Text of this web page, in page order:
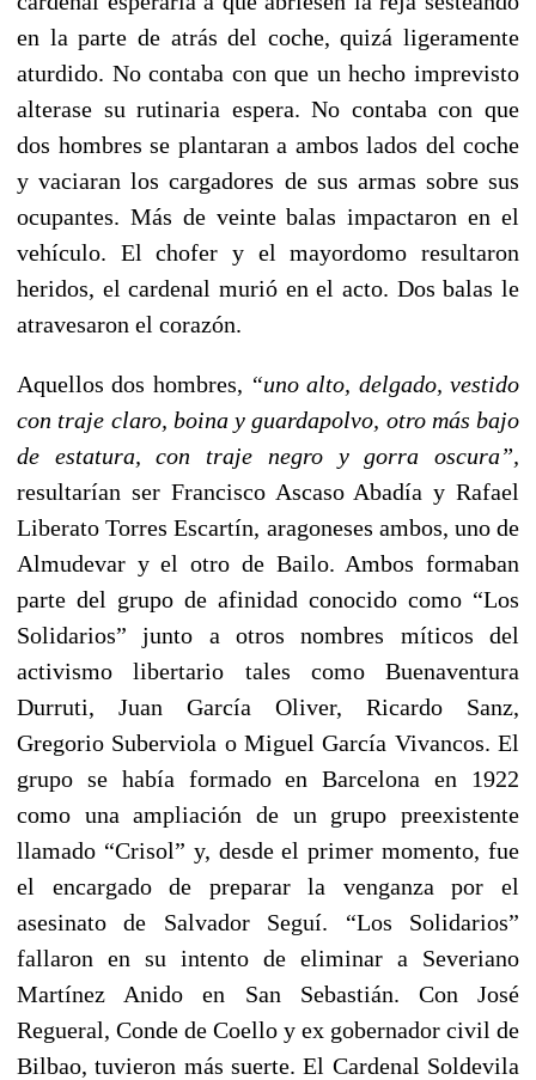
en la parte de atrás del coche, quizá ligeramente
aturdido. No contaba con que un hecho imprevisto
alterase su rutinaria espera. No contaba con que
dos hombres se plantaran a ambos lados del coche
y vaciaran los cargadores de sus armas sobre sus
ocupantes. Más de veinte balas impactaron en el
vehículo. El chofer y el mayordomo resultaron
heridos, el cardenal murió en el acto. Dos balas le
atravesaron el corazón.
Aquellos dos hombres, “uno alto, delgado, vestido
con traje claro, boina y guardapolvo, otro más bajo
de estatura, con traje negro y gorra oscura”,
resultarían ser Francisco Ascaso Abadía y Rafael
Liberato Torres Escartín, aragoneses ambos, uno de
Almudevar y el otro de Bailo. Ambos formaban
parte del grupo de afinidad conocido como “Los
Solidarios” junto a otros nombres míticos del
activismo libertario tales como Buenaventura
Durruti, Juan García Oliver, Ricardo Sanz,
Gregorio Suberviola o Miguel García Vivancos. El
grupo se había formado en Barcelona en 1922
como una ampliación de un grupo preexistente
llamado “Crisol” y, desde el primer momento, fue
el encargado de preparar la venganza por el
asesinato de Salvador Seguí. “Los Solidarios”
fallaron en su intento de eliminar a Severiano
Martínez Anido en San Sebastián. Con José
Regueral, Conde de Coello y ex gobernador civil de
Bilbao, tuvieron más suerte. El Cardenal Soldevila